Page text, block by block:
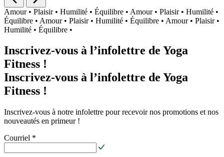
Amour • Plaisir • Humilité • Équilibre • Amour • Plaisir • Humilité •
Équilibre • Amour • Plaisir • Humilité • Équilibre • Amour • Plaisir •
Humilité • Équilibre •
Inscrivez-vous à l’infolettre de Yoga
Fitness !
Inscrivez-vous à l’infolettre de Yoga
Fitness !
Inscrivez-vous à notre infolettre pour recevoir nos promotions et nos
nouveautés en primeur !
Courriel *